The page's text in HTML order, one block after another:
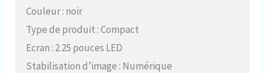
Couleur : noir
Type de produit : Compact
Ecran : 2.25 pouces LED
Stabilisation d’image : Numérique